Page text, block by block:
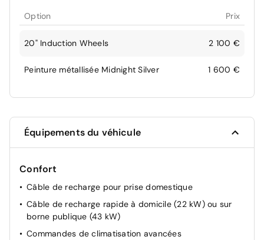
Option Prix
20" Induction Wheels 2 100 €
Peinture métallisée Midnight Silver 1 600 €
Équipements du véhicule
Confort
Câble de recharge pour prise domestique
Câble de recharge rapide à domicile (22 kW) ou sur
borne publique (43 kW)
Commandes de climatisation avancées